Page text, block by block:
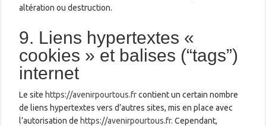
altération ou destruction.
9. Liens hypertextes «
cookies » et balises (“tags”)
internet
Le sitehttps://avenirpourtous.frcontient un certain nombre
de liens hypertextes vers d’autres sites, mis en place avec
l’autorisation dehttps://avenirpourtous.fr. Cependant,